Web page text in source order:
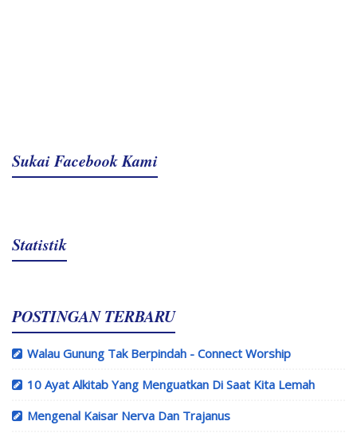
Sukai Facebook Kami
Statistik
POSTINGAN TERBARU
Walau Gunung Tak Berpindah - Connect Worship
10 Ayat Alkitab Yang Menguatkan Di Saat Kita Lemah
Mengenal Kaisar Nerva Dan Trajanus